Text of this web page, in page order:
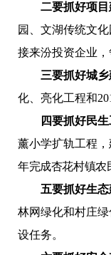
二要抓好项目
园、文湖传统文
接来汾投资企业
三要抓好城
化、亮化工程和
四要抓好民
薰小学扩轨工程
年完成杏花村镇农
五要抓好生态
林网绿化和村庄绿
设任务。